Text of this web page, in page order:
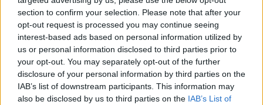
section to confirm your selection. Please note that after your
opt-out request is processed you may continue seeing
interest-based ads based on personal information utilized by
us or personal information disclosed to third parties prior to
your opt-out. You may separately opt-out of the further
disclosure of your personal information by third parties on the
IAB’s list of downstream participants. This information may
also be disclosed by us to third parties on the IAB’s List of
PvE-élményt nyújtó, nyílt világú
taktikai lövöldözős játékba, ami
egy karanténba helyezett
délkelet-ázsiai szigeten
játszódik, amelyet
sújt.